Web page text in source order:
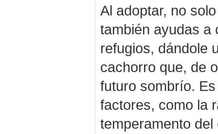
Al adoptar, no
también ayudas a
refugios, dándole
cachorro que, de
futuro sombrío.
factores, como la
temperamento